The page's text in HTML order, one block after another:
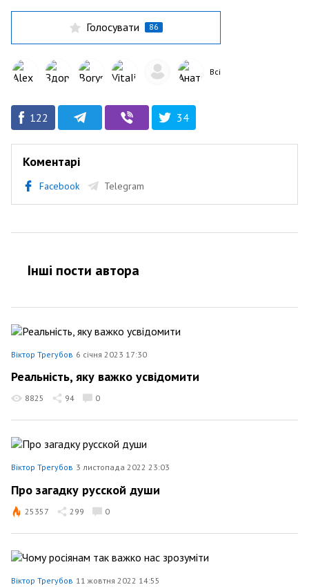
Голосувати 86
Всі
122 34
Коментарі
Facebook Telegram
Інші пости автора
Віктор Трегубов 6 січня 2023 17:30
Реальність, яку важко усвідомити
8825 94 0
Віктор Трегубов 3 листопада 2022 23:03
Про загадку русской души
25357 299 0
Віктор Трегубов 11 жовтня 2022 14:55